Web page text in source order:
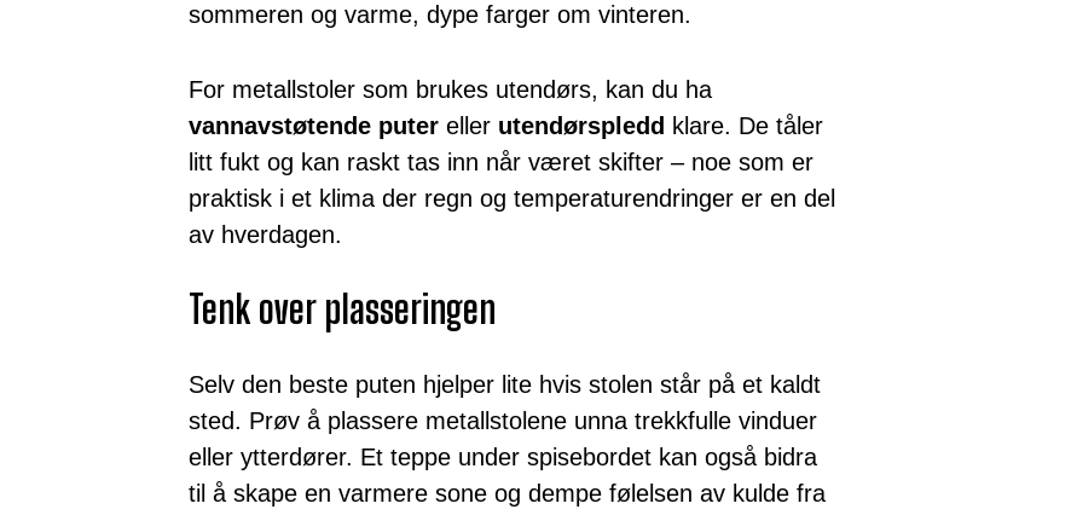
sommeren og varme, dype farger om vinteren.
For metallstoler som brukes utendørs, kan du ha
vannavstøtende puter eller utendørspledd klare. De tåler
litt fukt og kan raskt tas inn når været skifter – noe som er
praktisk i et klima der regn og temperaturendringer er en del
av hverdagen.
Tenk over plasseringen
Selv den beste puten hjelper lite hvis stolen står på et kaldt
sted. Prøv å plassere metallstolene unna trekkfulle vinduer
eller ytterdører. Et teppe under spisebordet kan også bidra
til å skape en varmere sone og dempe følelsen av kulde fra